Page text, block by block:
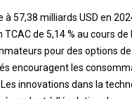
57,38 milliards USD en
de 5,14 % au cours
pour des options
encouragent les
innovations dans la